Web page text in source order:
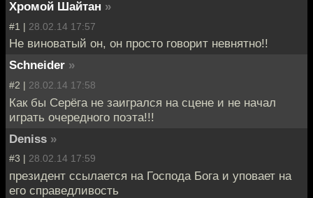
Хромой Шайтан »
#1 | 28.02.14 17:57
Не виноватый он, он просто говорит невнятно!!
Schneider »
#2 | 28.02.14 17:58
Как бы Серёга не заигрался на сцене и не начал
играть очередного поэта!!!
Deniss »
#3 | 28.02.14 17:59
президент ссылается на Господа Бога и уповает на
его справедливость